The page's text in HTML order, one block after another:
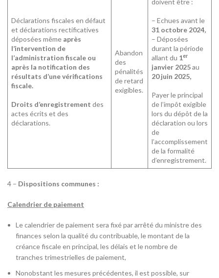
Déclarations fiscales en défaut
et déclarations rectificatives
déposées même après
l’intervention de
l’administration fiscale ou
après la notification des
résultats d’une vérifications
fiscale.
Droits d’enregistrement des
actes écrits et des
déclarations.
Abandon
des
pénalités
de retard
exigibles.
doivent être :
– Echues avant le
31 octobre 2024,
– Déposées
durant la période
allant du 1er
janvier 2025au
20 juin 2025,
Payer le principal
de l’impôt exigible
lors du dépôt de la
déclaration ou lors
de
l’accomplissement
de la formalité
d’enregistrement.
4 – Dispositions communes :
Calendrier de paiement
Le calendrier de paiement sera fixé par arrêté du ministre des
finances selon la qualité du contribuable, le montant de la
créance fiscale en principal, les délais et le nombre de
tranches trimestrielles de paiement,
Nonobstant les mesures précédentes, il est possible, sur